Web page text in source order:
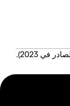
في 2023).